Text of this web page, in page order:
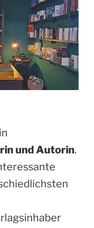
und Autorin.